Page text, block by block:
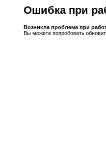
Ошибка при
Возникла проблема при
Вы можете попробовать